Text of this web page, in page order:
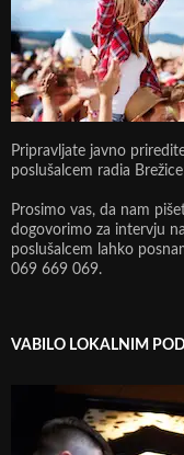
Pripravljate javno
poslušalcem radia
Prosimo vas, da nam
dogovorimo za intervju
poslušalcem lahko
069 669 069.
VABILO LOKALNIM